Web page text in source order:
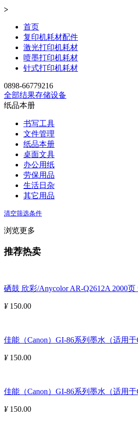
>
首页
复印机耗材配件
激光打印机耗材
喷墨打印机耗材
针式打印机耗材
0898-66779216
全部结果存储设备
纸品本册
书写工具
文件管理
纸品本册
桌面文具
办公用纸
劳保用品
生活日杂
其它用品
清空筛选条件
浏览更多
推荐热卖
硒鼓 欣彩/Anycolor AR-Q2612A 2000
¥150.00
佳能（Canon）GI-86系列墨水（适用于
¥150.00
佳能（Canon）GI-86系列墨水（适用
¥150.00